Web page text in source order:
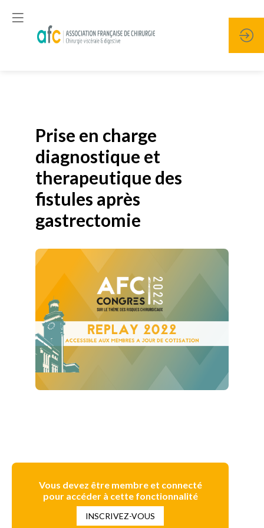
Prise en charge
diagnostique et
therapeutique des
fistules après
gastrectomie
Vous devez être membre et connecté
pour accéder à cette fonctionnalité
INSCRIVEZ-VOUS